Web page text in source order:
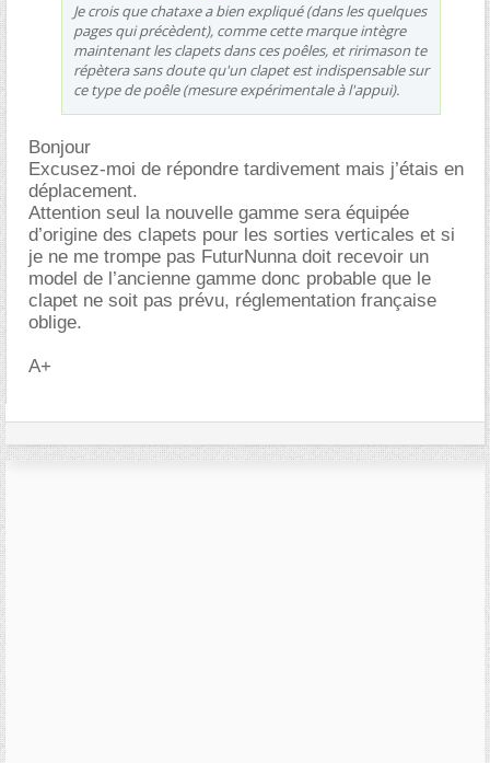
Je crois que chataxe a bien expliqué (dans les quelques
pages qui précèdent), comme cette marque intègre
maintenant les clapets dans ces poêles, et ririmason te
répètera sans doute qu'un clapet est indispensable sur
ce type de poêle (mesure expérimentale à l'appui).
Bonjour
Excusez-moi de répondre tardivement mais j’étais en
déplacement.
Attention seul la nouvelle gamme sera équipée
d’origine des clapets pour les sorties verticales et si
je ne me trompe pas FuturNunna doit recevoir un
model de l’ancienne gamme donc probable que le
clapet ne soit pas prévu, réglementation française
oblige.
A+